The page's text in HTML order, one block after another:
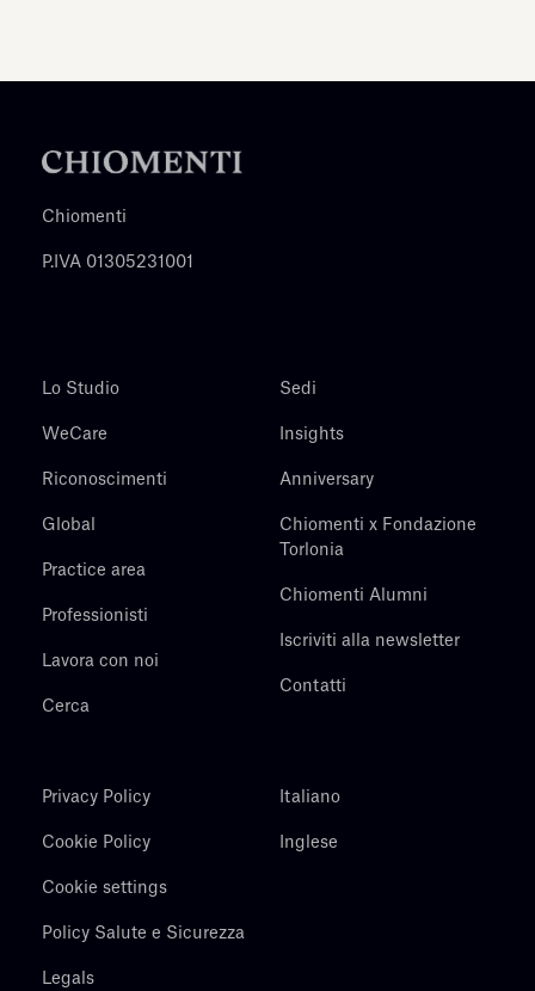
Chiomenti
P.IVA 01305231001
Lo Studio
WeCare
Riconoscimenti
Global
Practice area
Professionisti
Lavora con noi
Cerca
Sedi
Insights
Anniversary
Chiomenti x Fondazione
Torlonia
Chiomenti Alumni
Iscriviti alla newsletter
Contatti
Privacy Policy
Cookie Policy
Cookie settings
Policy Salute e Sicurezza
Legals
Italiano
Inglese